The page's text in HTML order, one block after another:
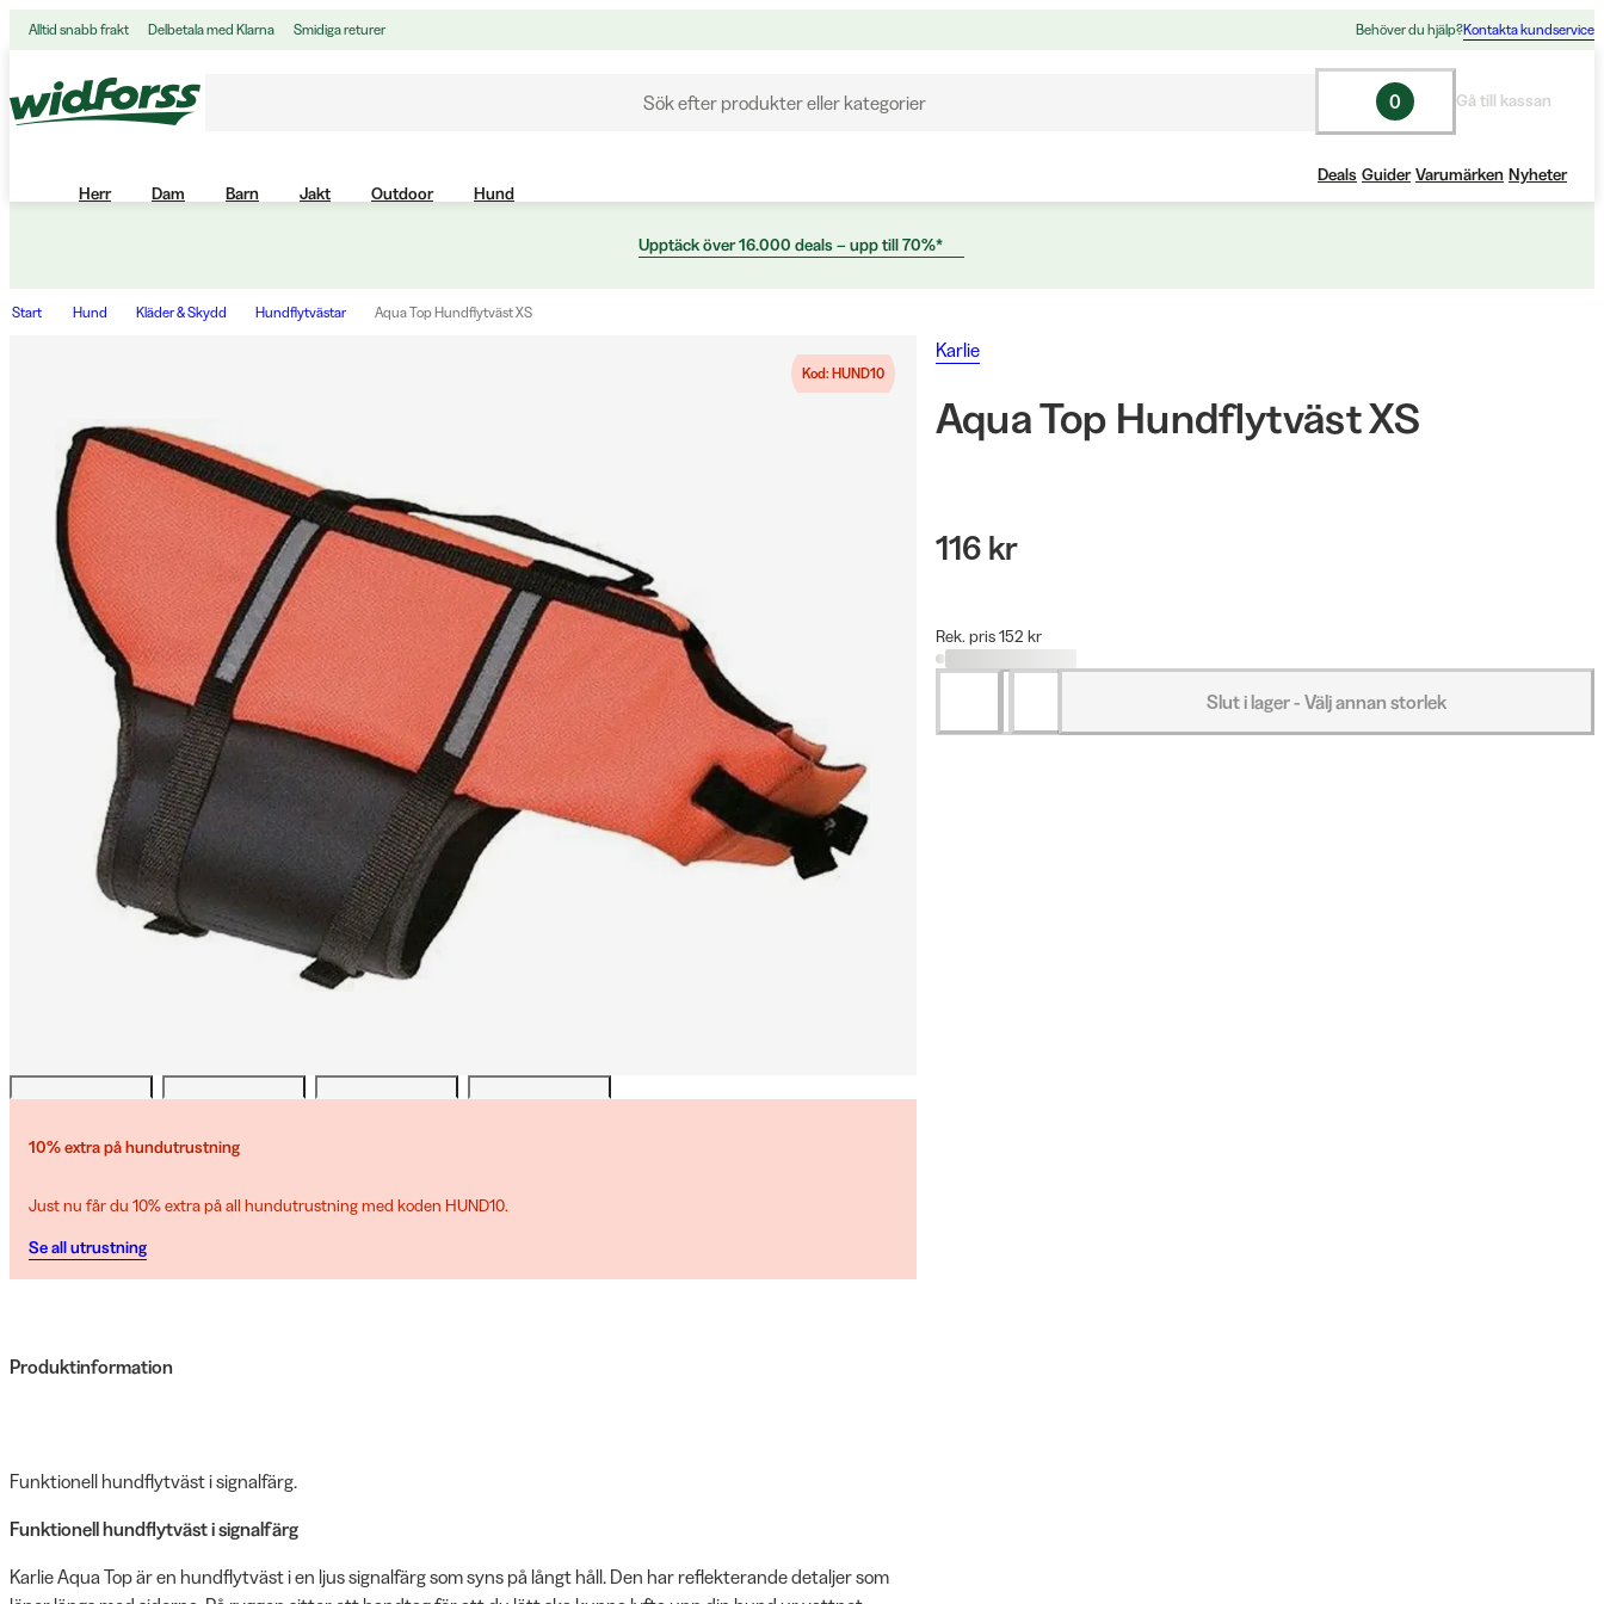
Alltid snabb frakt Delbetala med Klarna Smidiga returer Behöver du hjälp?Kontakta kundservice
Sök efter produkter eller kategorier 0 Gå till kassan
Herr Dam Barn Jakt Outdoor Hund
Deals Guider Varumärken Nyheter
Upptäck över 16.000 deals – upp till 70%*
Start Hund Kläder & Skydd Hundflytvästar Aqua Top Hundflytväst XS
Kod: HUND10
10% extra på hundutrustning
Just nu får du 10% extra på all hundutrustning med koden HUND10.
Se all utrustning
Produktinformation
Funktionell hundflytväst i signalfärg.
Funktionell hundflytväst i signalfärg
Karlie Aqua Top är en hundflytväst i en ljus signalfärg som syns på långt håll. Den har reflekterande detaljer som
Karlie
Aqua Top Hundflytväst XS
116 kr
Rek. pris 152 kr
Slut i lager - Välj annan storlek